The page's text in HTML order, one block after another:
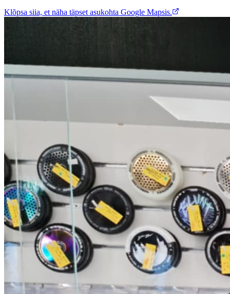
Klõpsa siia, et näha täpset asukohta Google Mapsis.